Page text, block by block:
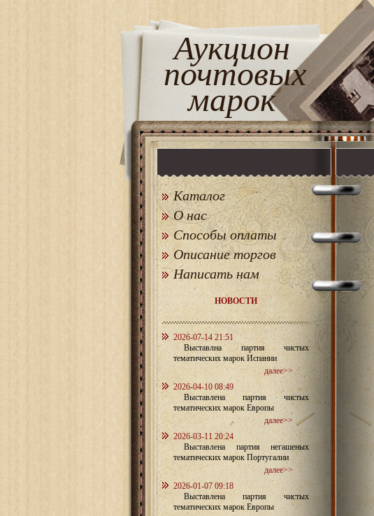
Аукцион
почтовых
марок
Каталог
О нас
Способы оплаты
Описание торгов
Написать нам
НОВОСТИ
2026-07-14 21:51
Выставлна партия чистых
тематических марок Испании
далее>>
2026-04-10 08:49
Выставлена партия чистых
тематических марок Европы
далее>>
2026-03-11 20:24
Выставлена партия негашеных
тематических марок Португалии
далее>>
2026-01-07 09:18
Выставлена партия чистых
тематических марок Европы